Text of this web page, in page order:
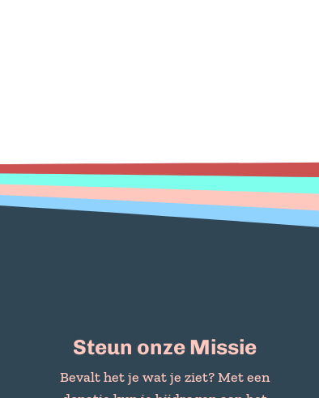
Steun onze Missie
Bevalt het je wat je ziet? Met een